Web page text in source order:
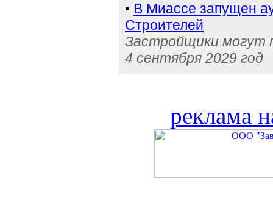
• В Миассе запущен
Строителей
Застройщики могут
4 сентября 2029 год
реклама